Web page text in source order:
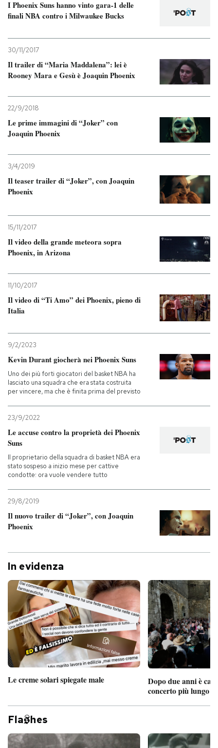
I Phoenix Suns hanno vinto gara-1 delle
finali NBA contro i Milwaukee Bucks
30/11/2017
Il trailer di “Maria Maddalena”: lei è
Rooney Mara e Gesù è Joaquin Phoenix
22/9/2018
Le prime immagini di “Joker” con
Joaquin Phoenix
3/4/2019
Il teaser trailer di “Joker”, con Joaquin
Phoenix
15/11/2017
Il video della grande meteora sopra
Phoenix, in Arizona
11/10/2017
Il video di “Ti Amo” dei Phoenix, pieno di
Italia
9/2/2023
Kevin Durant giocherà nei Phoenix Suns
Uno dei più forti giocatori del basket NBA ha
lasciato una squadra che era stata costruita
per vincere, ma che è finita prima del previsto
23/9/2022
Le accuse contro la proprietà dei Phoenix
Suns
Il proprietario della squadra di basket NBA era
stato sospeso a inizio mese per cattive
condotte: ora vuole vendere tutto
29/8/2019
Il nuovo trailer di “Joker”, con Joaquin
Phoenix
In evidenza
Le creme solari spiegate male
Dopo due anni è
concerto più lungo
Fla hes